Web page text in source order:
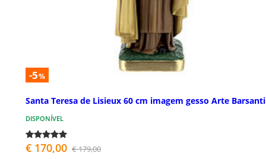
-5%
Santa Teresa de Lisieux 60 cm imagem gesso Arte Barsanti
DISPONÍVEL
€ 170,00 € 179,00